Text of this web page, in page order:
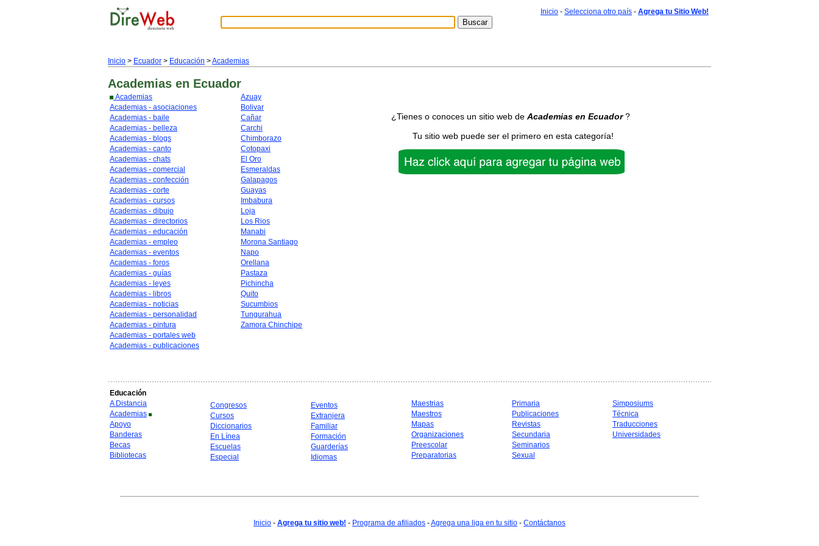
Inicio - Selecciona otro país - Agrega tu Sitio Web!
Inicio > Ecuador > Educación >Academias
Academias en Ecuador
Academias
Academias - asociaciones
Academias - baile
Academias - belleza
Academias - blogs
Academias - canto
Academias - chats
Academias - comercial
Academias - confección
Academias - corte
Academias - cursos
Academias - dibujo
Academias - directorios
Academias - educación
Academias - empleo
Academias - eventos
Academias - foros
Academias - guías
Academias - leyes
Academias - libros
Academias - noticias
Academias - personalidad
Academias - pintura
Academias - portales web
Academias - publicaciones
Azuay
Bolivar
Cañar
Carchi
Chimborazo
Cotopaxi
El Oro
Esmeraldas
Galapagos
Guayas
Imbabura
Loja
Los Rios
Manabi
Morona Santiago
Napo
Orellana
Pastaza
Pichincha
Quito
Sucumbios
Tungurahua
Zamora Chinchipe
¿Tienes o conoces un sitio web de Academias en Ecuador?
Tu sitio web puede ser el primero en esta categoría!
Educación
A Distancia
Academias
Apoyo
Banderas
Becas
Bibliotecas
Congresos
Cursos
Diccionarios
En Línea
Escuelas
Especial
Eventos
Extranjera
Familiar
Formación
Guarderías
Idiomas
Maestrias
Maestros
Mapas
Organizaciones
Preescolar
Preparatorias
Primaria
Publicaciones
Revistas
Secundaria
Seminarios
Sexual
Simposiums
Técnica
Traducciones
Universidades
Inicio - Agrega tu sitio web! - Programa de afiliados -Agrega una liga en tu sitio - Contáctanos